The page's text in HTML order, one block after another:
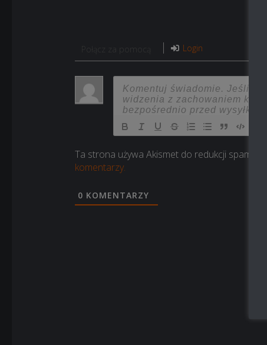
Login
Ta strona używa Akismet do redukcji spamu.
komentarzy.
0 KOMENTARZY